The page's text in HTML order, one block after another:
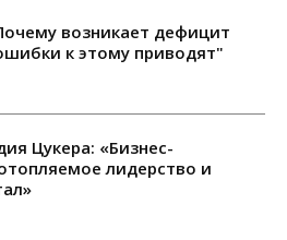
возникает дефицит
к этому приводят"
Цукера: «Бизнес-
лидерство и